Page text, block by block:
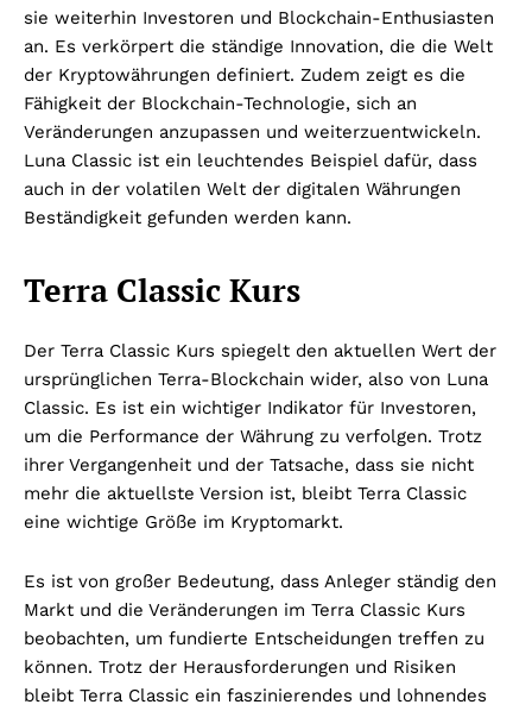
sie weiterhin Investoren und Blockchain-Enthusiasten
an. Es verkörpert die ständige Innovation, die die Welt
der Kryptowährungen definiert. Zudem zeigt es die
Fähigkeit der Blockchain-Technologie, sich an
Veränderungen anzupassen und weiterzuentwickeln.
Luna Classic ist ein leuchtendes Beispiel dafür, dass
auch in der volatilen Welt der digitalen Währungen
Beständigkeit gefunden werden kann.
Terra Classic Kurs
Der Terra Classic Kurs spiegelt den aktuellen Wert der
ursprünglichen Terra-Blockchain wider, also von Luna
Classic. Es ist ein wichtiger Indikator für Investoren,
um die Performance der Währung zu verfolgen. Trotz
ihrer Vergangenheit und der Tatsache, dass sie nicht
mehr die aktuellste Version ist, bleibt Terra Classic
eine wichtige Größe im Kryptomarkt.
Es ist von großer Bedeutung, dass Anleger ständig den
Markt und die Veränderungen im Terra Classic Kurs
beobachten, um fundierte Entscheidungen treffen zu
können. Trotz der Herausforderungen und Risiken
bleibt Terra Classic ein faszinierendes und lohnendes